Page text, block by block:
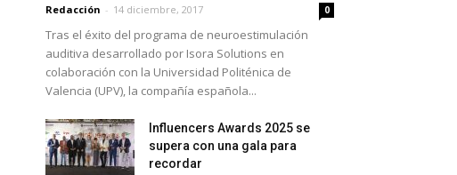
Redacción - 14 diciembre, 2017 0
Tras el éxito del programa de neuroestimulación
auditiva desarrollado por Isora Solutions en
colaboración con la Universidad Politénica de
Valencia (UPV), la compañía española...
Influencers Awards 2025 se
supera con una gala para
recordar